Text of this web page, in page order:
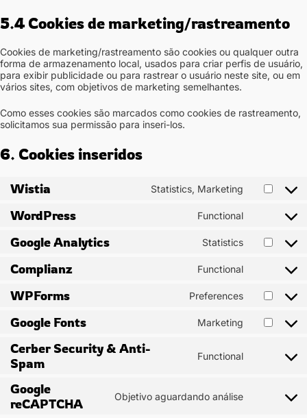
5.4 Cookies de marketing/rastreamento
Cookies de marketing/rastreamento são cookies ou qualquer outra
forma de armazenamento local, usados para criar perfis de usuário,
para exibir publicidade ou para rastrear o usuário neste site, ou em
vários sites, com objetivos de marketing semelhantes.
Como esses cookies são marcados como cookies de rastreamento,
solicitamos sua permissão para inseri-los.
6. Cookies inseridos
Wistia Statistics, Marketing
Consent
service
WordPress Functional
Consent
service
Google Analytics Statistics
Consent
service
analytics
Complianz Functional
Consent
service
WPForms Preferences
Consent
service
Google Fonts Marketing
Consent
service
google-
Cerber Security & Anti-
Spam
Functional
Consent
cerber-
Google
reCAPTCHA
Objetivo aguardando análise
Consent